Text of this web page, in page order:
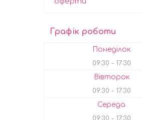
Графік роботи
Понеділок
09:30 17:30
Вівторок
09:30 17:30
Середа
09:30 17:30